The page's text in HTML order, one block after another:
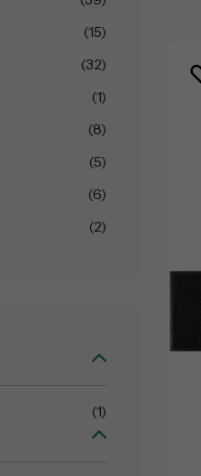
(15)
(32)
(1)
(8)
(5)
(6)
(2)
(1)